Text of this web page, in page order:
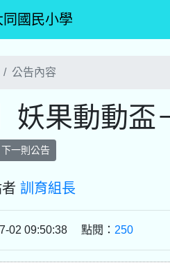
國民小學
公告內容
妖果動動
下一則公告
訓育組長
02 09:50:38 點閱： 250